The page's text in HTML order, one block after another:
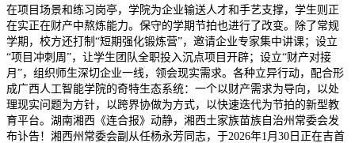
在项目场景和练习岗亭，学院为企业输送人才和手艺支撑，学生则正
在实正在财产中熬炼能力。保守的学期节拍也进行了改变。除了常规
学期，校方还打制“短期强化锻炼营”，邀请企业专家集中讲课；设立
“项目冲刺周”，让学生团队全职投入沉点项目开辟；设立“财产对接
月”，组织师生深切企业一线，领会现实需求。各种立异行动，配合形
成广西人工智能学院的奇特生态系统：一个以财产需求为导向，以处
理现实问题为方针，以跨界协做为方式，以快速迭代为节拍的新型教
育平台。湖南湘西《连合报》动静，湘西土家族苗族自治州常委会发
布讣告！湘西州常委会副从任杨永芳同志，于2026年1月30日正在吉首